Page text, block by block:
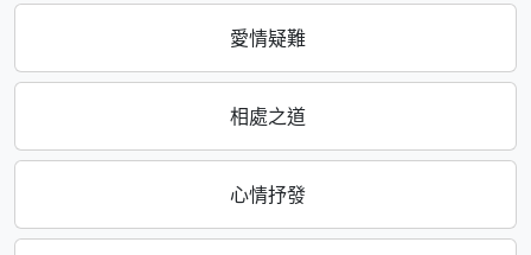
愛情疑難
相處之道
心情抒發